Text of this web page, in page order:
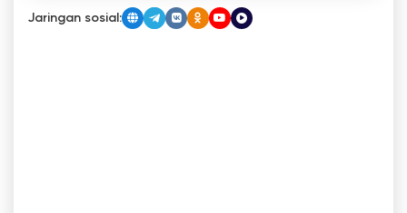
Jaringan sosial: